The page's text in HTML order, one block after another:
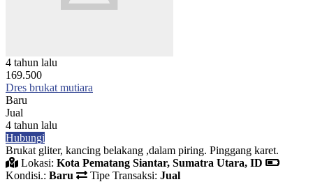
4 tahun lalu
169.500
Dres brukat mutiara
Baru
Jual
4 tahun lalu
Hubungi
Brukat gliter, kancing belakang ,dalam piring. Pinggang karet.
Lokasi: Kota Pematang Siantar, Sumatra Utara, ID
Kondisi.: Baru Tipe Transaksi: Jual